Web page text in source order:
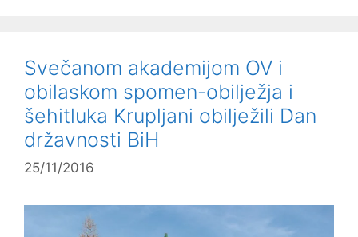
Svečanom akademijom OV i
obilaskom spomen-obilježja i
šehitluka Krupljani obilježili Dan
državnosti BiH
25/11/2016